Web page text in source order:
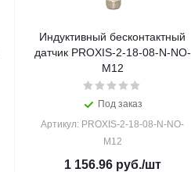
Индуктивный бесконтактный
датчик PROXIS-2-18-08-N-NO-
M12
Под заказ
Артикул: PROXIS-2-18-08-N-NO-
M12
1 156.96руб./шт